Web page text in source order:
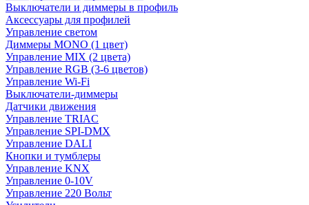
Выключатели и диммеры в профиль
Аксессуары для профилей
Управление светом
Диммеры MONO (1 цвет)
Управление MIX (2 цвета)
Управление RGB (3-6 цветов)
Управление Wi-Fi
Выключатели-диммеры
Датчики движения
Управление TRIAC
Управление SPI-DMX
Управление DALI
Кнопки и тумблеры
Управление KNX
Управление 0-10V
Управление 220 Вольт